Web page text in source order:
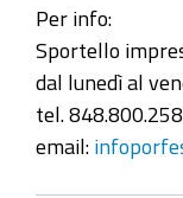
Per info:
Sportello
dal lunedì al
tel. 848.800.258
email: